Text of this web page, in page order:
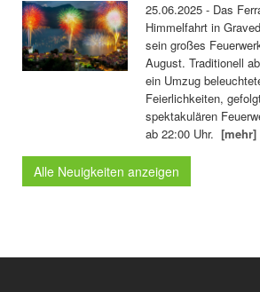
25.06.2025 - Das
Himmelfahrt in
sein großes
August. Traditionell
ein Umzug
Feierlichkeiten,
spektakulären
ab 22:00 Uhr.[mehr]
Alle Neuigkeiten anzeigen